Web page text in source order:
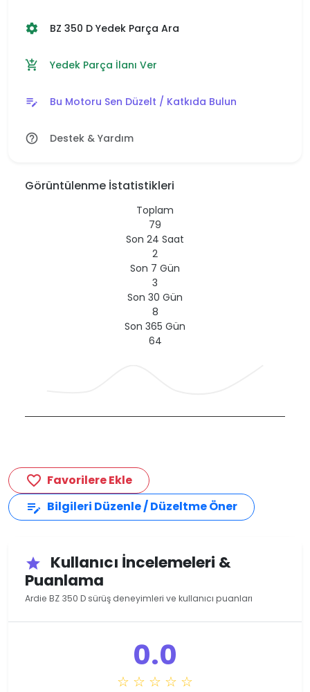
settings BZ 350 D Yedek Parça Ara
add_shopping_cart Yedek Parça İlanı Ver
edit_note Bu Motoru Sen Düzelt / Katkıda Bulun
help_outline Destek & Yardım
Görüntülenme İstatistikleri
Toplam
79
Son 24 Saat
2
Son 7 Gün
3
Son 30 Gün
8
Son 365 Gün
64
favorite_border Favorilere Ekle
edit_note Bilgileri Düzenle / Düzeltme Öner
star
Kullanıcı İncelemeleri &
Puanlama
Ardie BZ 350 D sürüş deneyimleri ve kullanıcı puanları
0.0
☆ ☆ ☆ ☆ ☆